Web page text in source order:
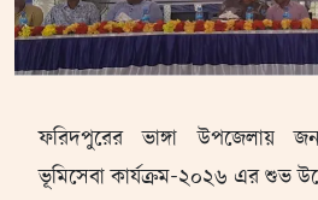
ফরিদপুরের ভাঙ্গা উপজেলায়
ভূমিসেবা কার্যক্রম-২০২৬ এর শুভ